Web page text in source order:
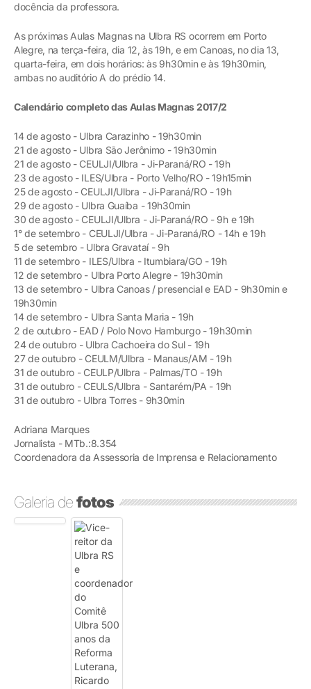
docência da professora.
As próximas Aulas Magnas na Ulbra RS ocorrem em Porto
Alegre, na terça-feira, dia 12, às 19h, e em Canoas, no dia 13,
quarta-feira, em dois horários: às 9h30min e às 19h30min,
ambas no auditório A do prédio 14.
Calendário completo das Aulas Magnas 2017/2
14 de agosto - Ulbra Carazinho - 19h30min
21 de agosto - Ulbra São Jerônimo - 19h30min
21 de agosto - CEULJI/Ulbra - Ji-Paraná/RO - 19h
23 de agosto - ILES/Ulbra - Porto Velho/RO - 19h15min
25 de agosto - CEULJI/Ulbra - Ji-Paraná/RO - 19h
29 de agosto - Ulbra Guaíba - 19h30min
30 de agosto - CEULJI/Ulbra - Ji-Paraná/RO - 9h e 19h
1° de setembro - CEULJI/Ulbra - Ji-Paraná/RO - 14h e 19h
5 de setembro - Ulbra Gravataí - 9h
11 de setembro - ILES/Ulbra - Itumbiara/GO - 19h
12 de setembro - Ulbra Porto Alegre - 19h30min
13 de setembro - Ulbra Canoas / presencial e EAD - 9h30min e
19h30min
14 de setembro - Ulbra Santa Maria - 19h
2 de outubro - EAD / Polo Novo Hamburgo - 19h30min
24 de outubro - Ulbra Cachoeira do Sul - 19h
27 de outubro - CEULM/Ulbra - Manaus/AM - 19h
31 de outubro - CEULP/Ulbra - Palmas/TO - 19h
31 de outubro - CEULS/Ulbra - Santarém/PA - 19h
31 de outubro - Ulbra Torres - 9h30min
Adriana Marques
Jornalista - MTb.:8.354
Coordenadora da Assessoria de Imprensa e Relacionamento
Galeria defotos